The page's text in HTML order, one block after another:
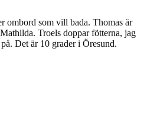
ombord som vill bada. Thomas är
Troels doppar fötterna, jag
Det är 10 grader i Öresund.